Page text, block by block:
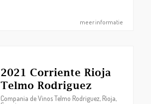
meer informatie
2021 Corriente Rioja
Telmo Rodriguez
Compania de Vinos Telmo Rodriguez, Rioja,